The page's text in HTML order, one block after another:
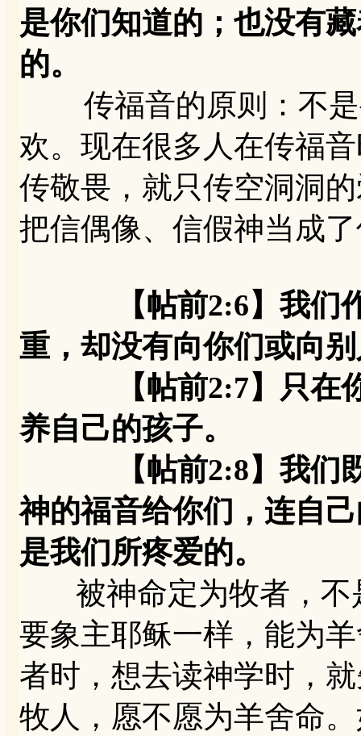
是你们知道的；也没有
的。
传福音的原则：不是
欢。现在很多人在传福
传敬畏，就只传空洞洞
把信偶像、信假神当成
【帖前2:6】我
重，却没有向你们或向
【帖前2:7】只在你
养自己的孩子。
【帖前2:8】我们既
神的福音给你们，连自
是我们所疼爱的。
被神命定为牧者，不
要象主耶稣一样，能为
者时，想去读神学时，
牧人，愿不愿为羊舍命